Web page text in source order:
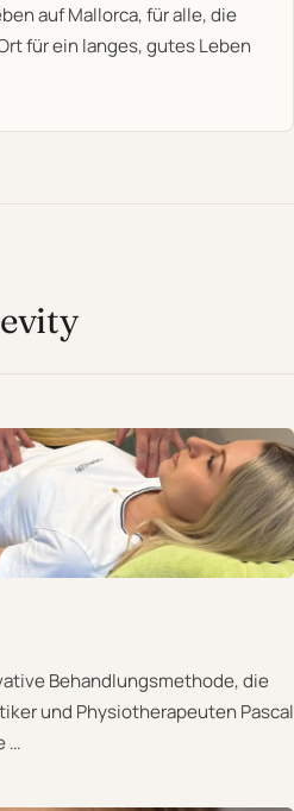
auf Mallorca, für alle, die
für ein langes, gutes Leben
Behandlungsmethode, die
und Physiotherapeuten Pascal
…